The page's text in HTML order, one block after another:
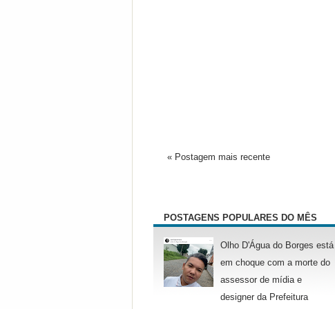
« Postagem mais recente
POSTAGENS POPULARES DO MÊS
Olho D'Água do Borges está
em choque com a morte do
assessor de mídia e
designer da Prefeitura